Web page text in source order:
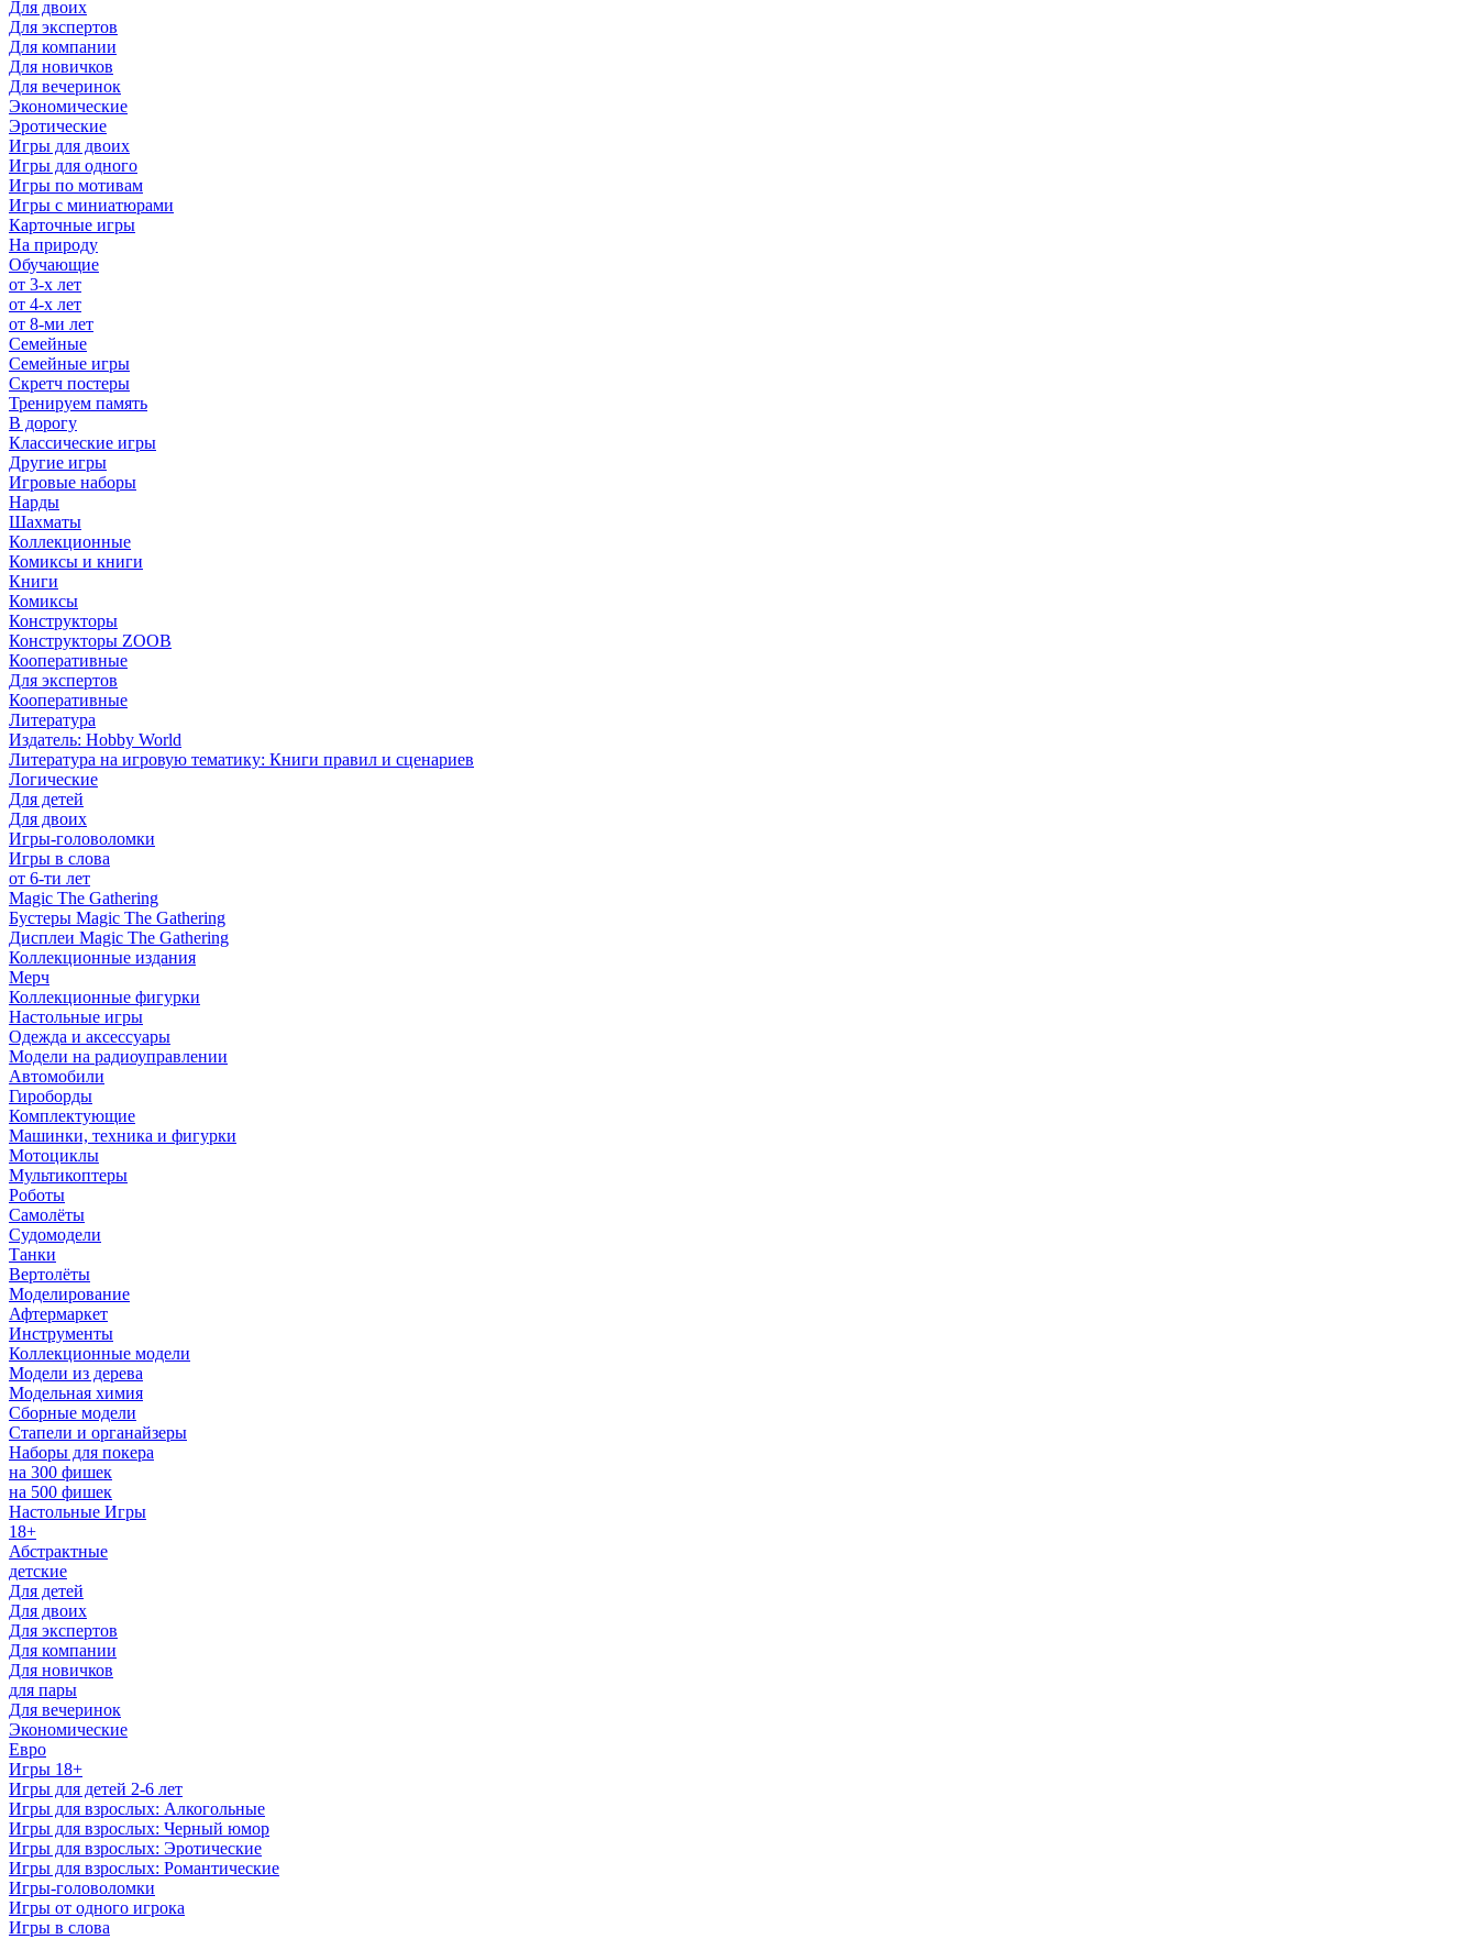
Для двоих
Для экспертов
Для компании
Для новичков
Для вечеринок
Экономические
Эротические
Игры для двоих
Игры для одного
Игры по мотивам
Игры с миниатюрами
Карточные игры
На природу
Обучающие
от 3-х лет
от 4-х лет
от 8-ми лет
Семейные
Семейные игры
Скретч постеры
Тренируем память
В дорогу
Классические игры
Другие игры
Игровые наборы
Нарды
Шахматы
Коллекционные
Комиксы и книги
Книги
Комиксы
Конструкторы
Конструкторы ZOOB
Кооперативные
Для экспертов
Кооперативные
Литература
Издатель: Hobby World
Литература на игровую тематику: Книги правил и сценариев
Логические
Для детей
Для двоих
Игры-головоломки
Игры в слова
от 6-ти лет
Magic The Gathering
Бустеры Magic The Gathering
Дисплеи Magic The Gathering
Коллекционные издания
Мерч
Коллекционные фигурки
Настольные игры
Одежда и аксессуары
Модели на радиоуправлении
Автомобили
Гироборды
Комплектующие
Машинки, техника и фигурки
Мотоциклы
Мультикоптеры
Роботы
Самолёты
Судомодели
Танки
Вертолёты
Моделирование
Афтермаркет
Инструменты
Коллекционные модели
Модели из дерева
Модельная химия
Сборные модели
Стапели и органайзеры
Наборы для покера
на 300 фишек
на 500 фишек
Настольные Игры
18+
Абстрактные
детские
Для детей
Для двоих
Для экспертов
Для компании
Для новичков
для пары
Для вечеринок
Экономические
Евро
Игры 18+
Игры для детей 2-6 лет
Игры для взрослых: Алкогольные
Игры для взрослых: Черный юмор
Игры для взрослых: Эротические
Игры для взрослых: Романтические
Игры-головоломки
Игры от одного игрока
Игры в слова